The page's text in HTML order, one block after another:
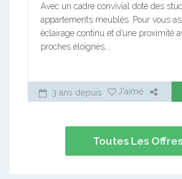
Avec un cadre convivial doté des
appartements meublés. Pour vous
éclairage continu et d’une proximité
proches éloignés,…
3 ans depuis J'aime
Toutes Les Offres